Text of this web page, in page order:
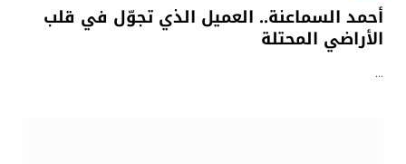
أحمد السماعنة.. العميل الذي تجوّل في قلب
الأراضي المحتلة
…